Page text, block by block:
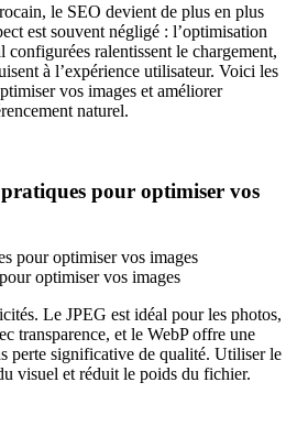
le SEO devient de plus en plus
est souvent négligé : l’optimisation
configurées ralentissent le chargement,
à l’expérience utilisateur. Voici les
vos images et améliorer
naturel.
pour optimiser vos
optimiser vos images
Le JPEG est idéal pour les photos,
transparence, et le WebP offre une
perte significative de qualité. Utiliser le
visuel et réduit le poids du fichier.